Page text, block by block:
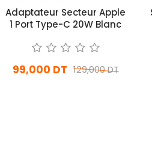
Adaptateur Secteur Apple
1 Port Type-C 20W Blanc
129,000 DT
99,000 DT